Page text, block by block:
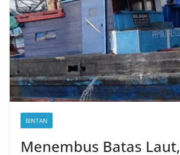
BINTAN
Menembus Batas Laut,